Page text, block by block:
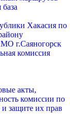
Хакасия по
МО г.Саяногорск
комиссия
акты,
комиссии по
защите их прав